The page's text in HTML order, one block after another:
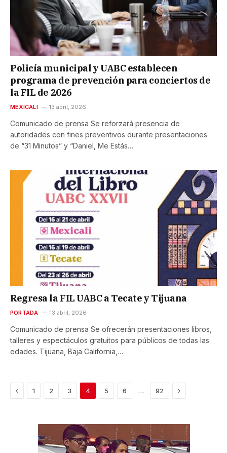
Policía municipal y UABC establecen
programa de prevención para conciertos de
la FIL de 2026
MEXICALI 13 abril, 2026
Comunicado de prensa Se reforzará presencia de
autoridades con fines preventivos durante presentaciones
de “31 Minutos” y “Daniel, Me Estás…
Regresa la FIL UABC a Tecate y Tijuana
PORTADA 13 abril, 2026
Comunicado de prensa Se ofrecerán presentaciones libros,
talleres y espectáculos gratuitos para públicos de todas las
edades. Tijuana, Baja California,…
Previous
1 2 3 4 5 6 … 92 Next